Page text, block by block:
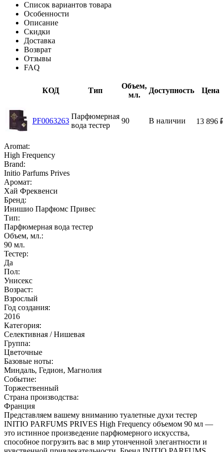
Список вариантов товара
Особенности
Описание
Скидки
Доставка
Возврат
Отзывы
FAQ
КОД Тип
Объем,
мл.
Доступность Цена
PF0063263
Парфюмерная
вода тестер
90 В наличии 13 896
Aromat:
High Frequency
Brand:
Initio Parfums Prives
Аромат:
Хай Фреквенси
Бренд:
Инишио Парфюмс Привес
Тип:
Парфюмерная вода тестер
Объем, мл.:
90 мл.
Тестер:
Да
Пол:
Унисекс
Возраст:
Взрослый
Год создания:
2016
Категория:
Селективная / Нишевая
Группа:
Цветочные
Базовые ноты:
Миндаль, Гедион, Магнолия
Событие:
Торжественный
Страна производства:
Франция
Представляем вашему вниманию туалетные духи тестер
INITIO PARFUMS PRIVES High Frequency объемом 90 мл —
это истинное произведение парфюмерного искусства,
способное погрузить вас в мир утонченной элегантности и